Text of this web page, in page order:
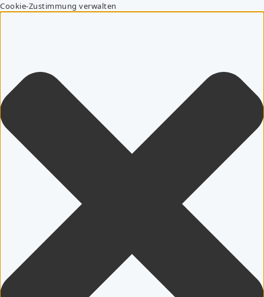
Cookie-Zustimmung verwalten